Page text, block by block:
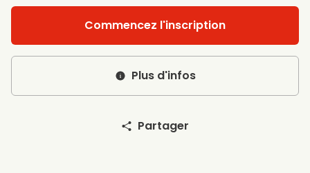
Commencez l'inscription
Plus d'infos
Partager